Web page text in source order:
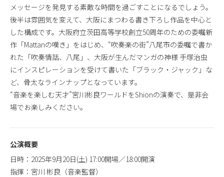
メッセージを発見する素敵な時間を過ごすことになるでしょう。
後半は雰囲気を変えて、大阪にまつわる書き下ろし作品を中心と
した構成です。大阪府立茨田高等学校創立50周年のための委嘱新
作「Mattanの嘆き」をはじめ、“吹奏楽の街”八尾市の委嘱で書か
れた「吹奏情話、八尾」、大阪が生んだマンガの神様 手塚治虫
にインスピレーションを受けて書いた「ブラック・ジャック」な
ど、骨太なラインナップとなっています。
“音楽を楽しむ天才”宮川彬良ワールドをShionの演奏で、是非会
場でお楽しみください。
公演概要
日時：2025年9月20日(土) 17:00開場／18:00開演
指揮：宮川 彬良（音楽監督）